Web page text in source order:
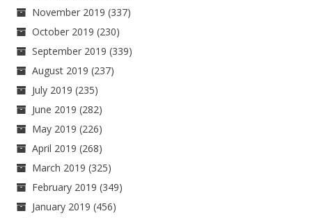
November 2019 (337)
October 2019 (230)
September 2019 (339)
August 2019 (237)
July 2019 (235)
June 2019 (282)
May 2019 (226)
April 2019 (268)
March 2019 (325)
February 2019 (349)
January 2019 (456)